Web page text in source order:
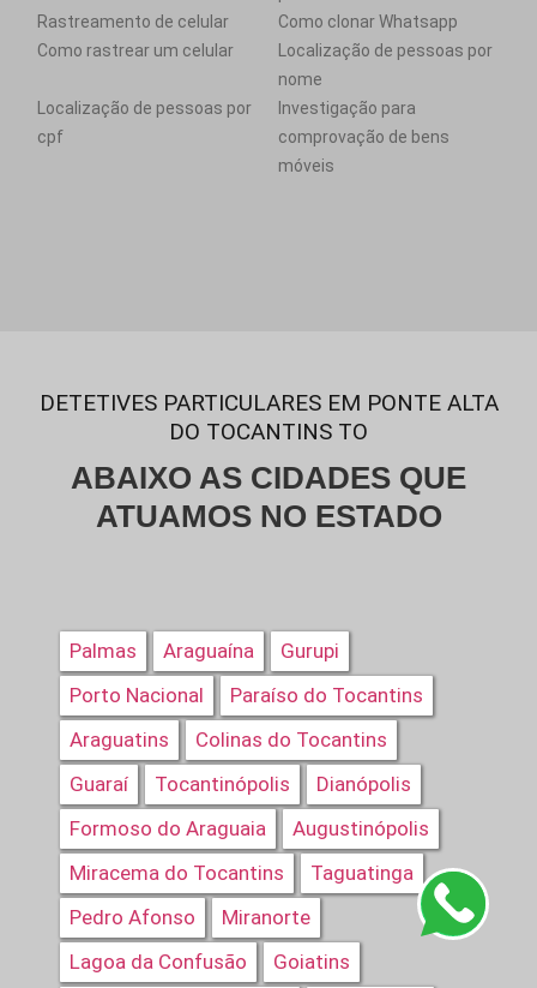
Rastreamento de celular
Como clonar Whatsapp
Como rastrear um celular
Localização de pessoas por
nome
Localização de pessoas por
cpf
Investigação para
comprovação de bens
móveis
DETETIVES PARTICULARES EM PONTE ALTA
DO TOCANTINS TO
ABAIXO AS CIDADES QUE
ATUAMOS NO ESTADO
Palmas Araguaína
Gurupi
Porto Nacional
Paraíso do Tocantins
Araguatins
Colinas do Tocantins
Guaraí
Tocantinópolis
Dianópolis
Formoso do Araguaia
Augustinópolis
Miracema do Tocantins
Taguatinga
Pedro Afonso
Miranorte
Lagoa da Confusão
Goiatins